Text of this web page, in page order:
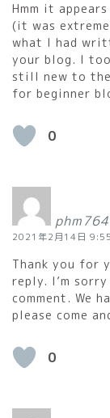
Hmm it
(it was
what I had
your blog. I
still new to the
for beginner
0
2021年2月14日
Thank you for
reply. I’m
comment. We
please come
0